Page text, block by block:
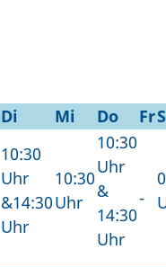
Di Mi Do Fr
10:30
Uhr
&14:30
Uhr
10:30
Uhr
10:30
Uhr
&
14:30
Uhr
-